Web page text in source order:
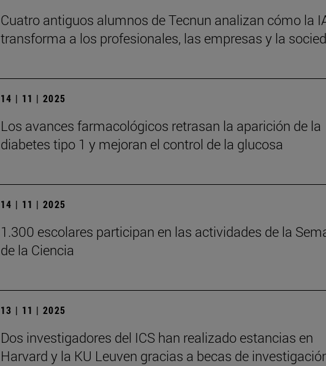
Cuatro antiguos alumnos de Tecnun analizan cómo la
transforma a los profesionales, las empresas y la
14 | 11 | 2025
Los avances farmacológicos retrasan la aparición de la
diabetes tipo 1 y mejoran el control de la glucosa
14 | 11 | 2025
1.300 escolares participan en las actividades de la
de la Ciencia
13 | 11 | 2025
Dos investigadores del ICS han realizado estancias en
Harvard y la KU Leuven gracias a becas de